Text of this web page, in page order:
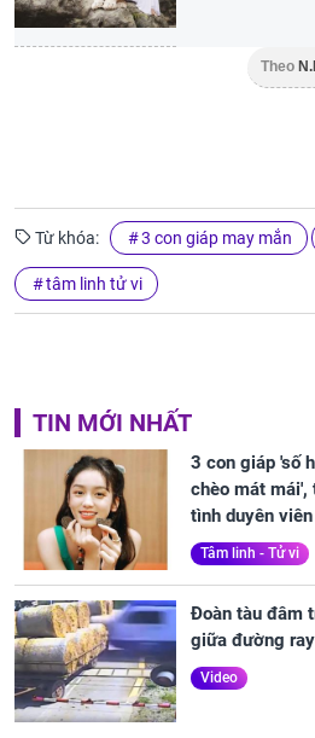
Theo
Từ khóa: 3 con giáp may mắn
tâm linh tử vi
TIN MỚI NHẤT
3 con giáp 'số
chèo mát mái',
tình duyên
Tâm linh - Tử vi
Đoàn tàu đâm
giữa đường
Video